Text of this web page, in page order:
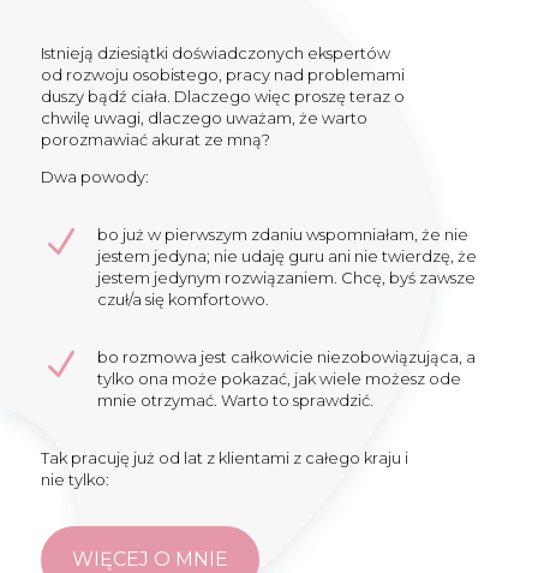
Istnieją dziesiątki doświadczonych ekspertów
od rozwoju osobistego, pracy nad problemami
duszy bądź ciała. Dlaczego więc proszę teraz o
chwilę uwagi, dlaczego uważam, że warto
porozmawiać akurat ze mną?
Dwa powody:
N
bo już w pierwszym zdaniu wspomniałam, że nie
jestem jedyna; nie udaję guru ani nie twierdzę, że
jestem jedynym rozwiązaniem. Chcę, byś zawsze
czuł/a się komfortowo.
N
bo rozmowa jest całkowicie niezobowiązująca, a
tylko ona może pokazać, jak wiele możesz ode
mnie otrzymać. Warto to sprawdzić.
Tak pracuję już od lat z klientami z całego kraju i
nie tylko:
WIĘCEJ O MNIE